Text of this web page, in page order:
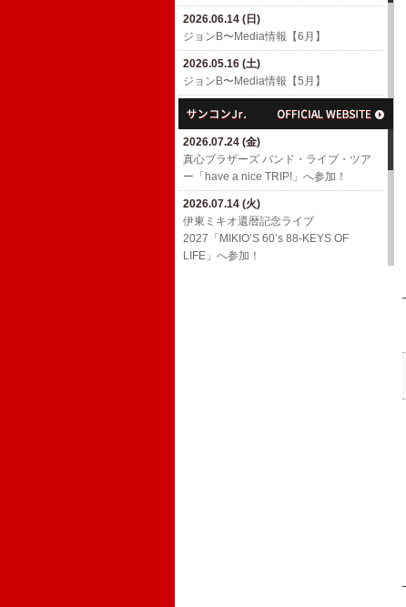
2026.02.27 (金)
3/4(水)パラスポーツアニメテーマ曲
「スーパーヒーロー」配信リリース決
定！
3/8(日)「TOKYO GUITAR JAMBOREE
2026.02.10 (火)
ROOTS66で「The Covers' Fes. 2026」
2026.02.01 (日)
YouTube「上田禎的音楽史 vol.1」に出
演！
2026.05.11 (月)
ウルフルケイスケ生配信番組「マジカ
ルチェインTV」5月号！
2026.04.23 (木)
ウルフルケイスケ生配信番組「マジカ
ルチェインTV」4月号！
2026.04.16 (木)
​ウルフルケイスケ〜MEDIA情報【4月】
(〜4/16更新)
2026.03.24 (火)
ウルフルケイスケ生配信番組「マジカ
ルチェインTV」3月号！
2026.06.14 (日)
ジョンB〜Media情報【6月】
2026.05.16 (土)
ジョンB〜Media情報【5月】
2026.04.19 (日)
2026.03.16 (月)
ジョンB〜Media情報【3月】
2026.02.15 (日)
ジョンB〜Media情報【2月】
2026.01.19 (月)
ジョンB〜Media情報【1月】
2026.07.24 (金)
​真心ブラザーズ バンド・ライブ・ツア
ー「have a nice TRIP!」へ参加！
2026.07.14 (火)
伊東ミキオ還暦記念ライブ
2027「MIKIO’S 60’s 88-KEYS OF
LIFE」へ参加！